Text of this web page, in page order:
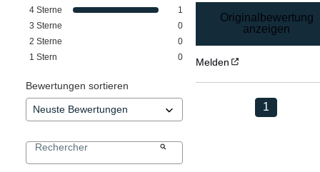
4 Sterne
1
3 Sterne
0
2 Sterne
0
1 Stern 0
Bewertungen sortieren
Originalbewertung
anzeigen
Melden
1